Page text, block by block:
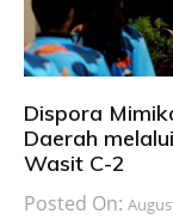
Dispora
Daerah
Wasit C-2
Posted On: